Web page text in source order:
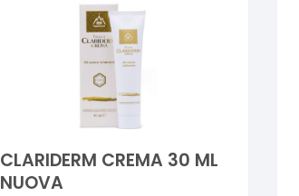
CLARIDERM CREMA 30 ML
NUOVA